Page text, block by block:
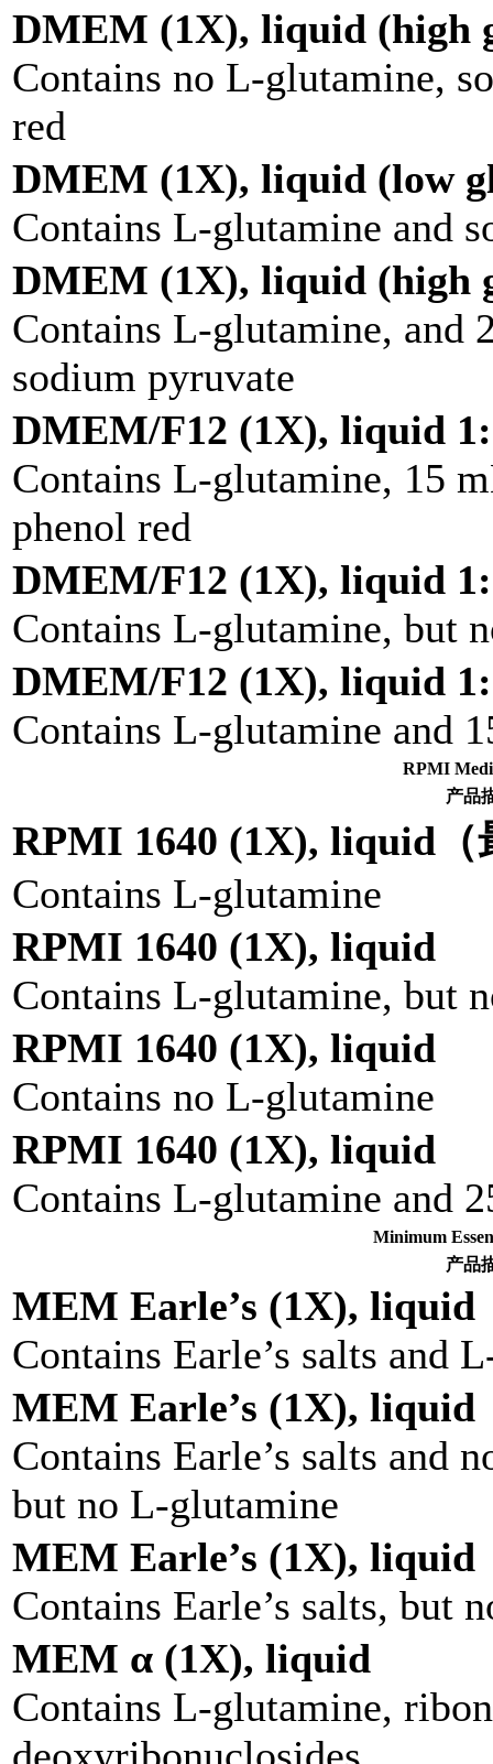
DMEM (1X), liquid (high
Contains no L-glutamine,
red
DMEM (1X), liquid (low
Contains L-glutamine and
DMEM (1X), liquid (high
Contains L-glutamine, and
sodium pyruvate
DMEM/F12 (1X), liquid
Contains L-glutamine, 15
phenol red
DMEM/F12 (1X), liquid
Contains L-glutamine, but
DMEM/F12 (1X), liquid
Contains L-glutamine and
RPMI
产品
RPMI 1640 (1X), liquid（
Contains L-glutamine
RPMI 1640 (1X), liquid
Contains L-glutamine, but
RPMI 1640 (1X), liquid
Contains no L-glutamine
RPMI 1640 (1X), liquid
Contains L-glutamine and
Minimum
产品
MEM Earle’s (1X), liquid
Contains Earle’s salts and
MEM Earle’s (1X), liquid
Contains Earle’s salts and
but no L-glutamine
MEM Earle’s (1X), liquid
Contains Earle’s salts, but
MEM α (1X), liquid
Contains L-glutamine,